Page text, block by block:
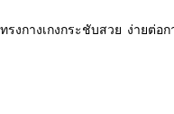
กางเกงกระชับสวย ง่ายต่อ